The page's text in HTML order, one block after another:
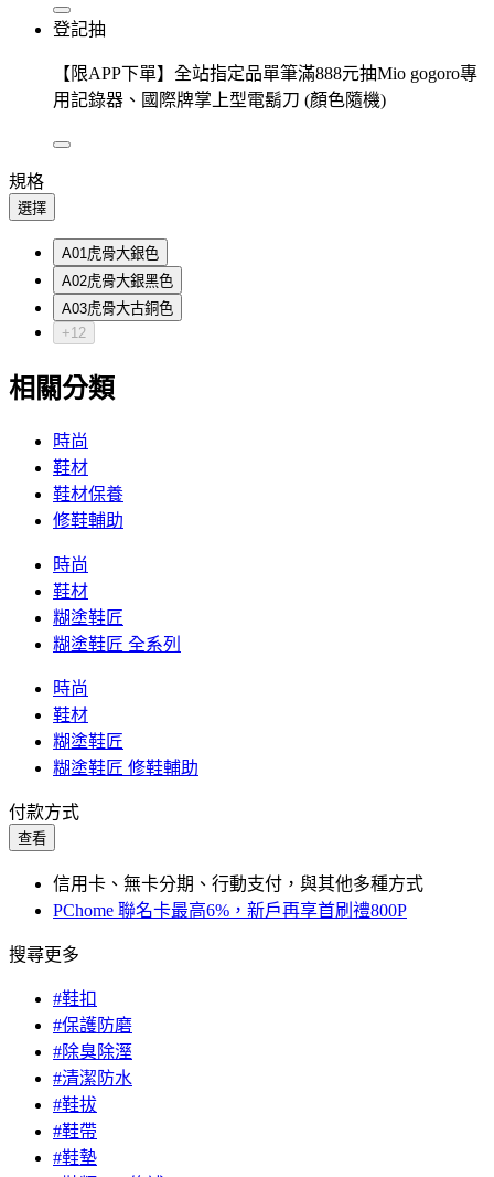
登記抽
【限APP下單】全站指定品單筆滿888元抽Mio gogoro專
用記錄器、國際牌掌上型電鬍刀 (顏色隨機)
規格
選擇
A01虎骨大銀色
A02虎骨大銀黑色
A03虎骨大古銅色
+12
相關分類
時尚
鞋材
鞋材保養
修鞋輔助
時尚
鞋材
糊塗鞋匠
糊塗鞋匠 全系列
時尚
鞋材
糊塗鞋匠
糊塗鞋匠 修鞋輔助
付款方式
查看
信用卡、無卡分期、行動支付，與其他多種方式
PChome 聯名卡最高6%，新戶再享首刷禮800P
搜尋更多
#鞋扣
#保護防磨
#除臭除溼
#清潔防水
#鞋拔
#鞋帶
#鞋墊